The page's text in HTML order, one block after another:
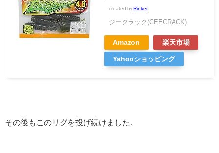
created by Rinker
ジークラック(GEECRACK)
Amazon 楽天市場
Yahooショッピング
その後もこのリグを投げ続けました。